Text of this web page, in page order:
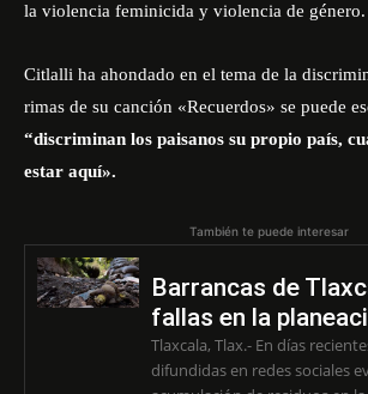
la violencia feminicida y violencia de género.
Citlalli ha ahondado en el tema de la
rimas de su canción «Recuerdos» se puede
“discriminan los paisanos su propio país,
estar aquí».
También te puede interesar
Barrancas de
fallas en la
Tlaxcala, Tlax.- En días
difundidas en redes sociales